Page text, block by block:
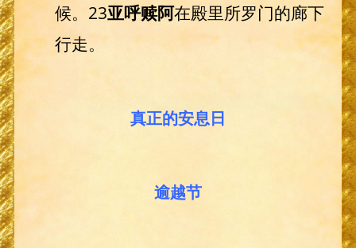
候。23亚呼赎阿在殿里所罗门的廊下
行走。
真正的安息日
逾越节